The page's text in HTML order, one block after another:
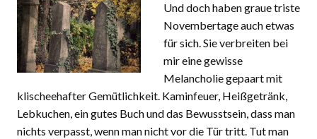
Und doch haben graue triste
Novembertage auch etwas
für sich. Sie verbreiten bei
mir eine gewisse
Melancholie gepaart mit
klischeehafter Gemütlichkeit. Kaminfeuer, Heißgetränk,
Lebkuchen, ein gutes Buch und das Bewusstsein, dass man
nichts verpasst, wenn man nicht vor die Tür tritt. Tut man